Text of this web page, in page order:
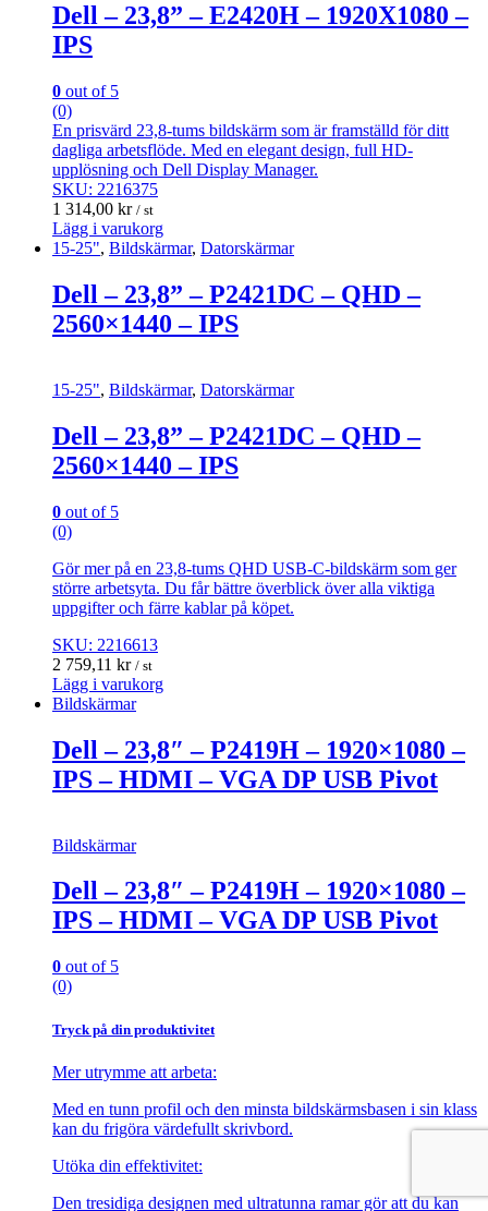
Dell – 23,8” – E2420H – 1920X1080 –
IPS
0 out of 5
(0)
En prisvärd 23,8-tums bildskärm som är framställd för ditt
dagliga arbetsflöde. Med en elegant design, full HD-
upplösning och Dell Display Manager.
SKU: 2216375
1 314,00 kr / st
Lägg i varukorg
15-25", Bildskärmar, Datorskärmar
Dell – 23,8” – P2421DC – QHD –
2560×1440 – IPS
15-25", Bildskärmar, Datorskärmar
Dell – 23,8” – P2421DC – QHD –
2560×1440 – IPS
0 out of 5
(0)
Gör mer på en 23,8-tums QHD USB-C-bildskärm som ger
större arbetsyta. Du får bättre överblick över alla viktiga
uppgifter och färre kablar på köpet.
SKU: 2216613
2 759,11 kr / st
Lägg i varukorg
Bildskärmar
Dell – 23,8″ – P2419H – 1920×1080 –
IPS – HDMI – VGA DP USB Pivot
Bildskärmar
Dell – 23,8″ – P2419H – 1920×1080 –
IPS – HDMI – VGA DP USB Pivot
0 out of 5
(0)
Tryck på din produktivitet
Mer utrymme att arbeta:
Med en tunn profil och den minsta bildskärmsbasen i sin klass
kan du frigöra värdefullt skrivbord.
Utöka din effektivitet:
Den tresidiga designen med ultratunna ramar gör att du kan